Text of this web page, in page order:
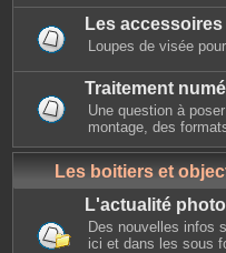
Les
Loupes de visée
Traitement
Une question à
montage, des
Les boitiers et
L'actualité photo
Des nouvelles infos
ici et dans les sous